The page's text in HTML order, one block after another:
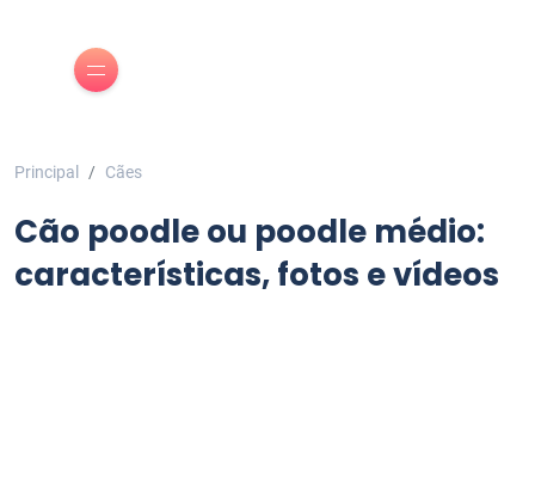
Principal Cães
Cão poodle ou poodle médio:
características, fotos e vídeos